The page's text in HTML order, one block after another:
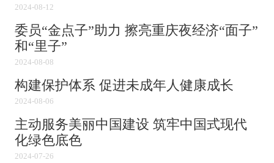
2024-08-12
委员“金点子”助力 擦亮重庆夜经济“面子”
和“里子”
2024-08-08
构建保护体系 促进未成年人健康成长
2024-08-06
主动服务美丽中国建设 筑牢中国式现代
化绿色底色
2024-07-26